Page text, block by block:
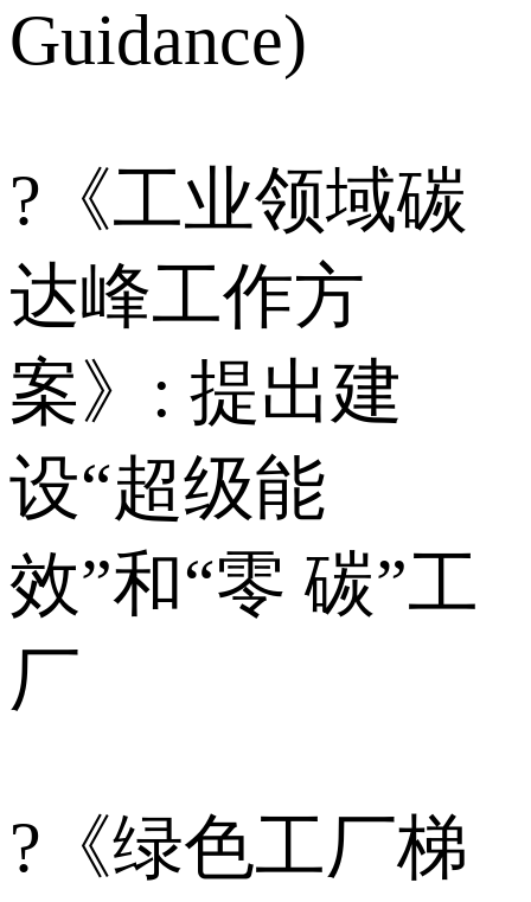
Guidance)
?《工业领域碳
达峰工作方
案》: 提出建
设“超级能
效”和“零 碳”工
厂
?《绿色工厂梯